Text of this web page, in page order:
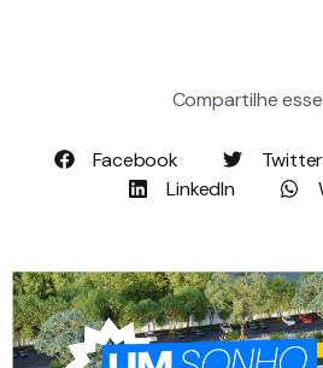
Compartilhe
Facebook Twitter
LinkedIn